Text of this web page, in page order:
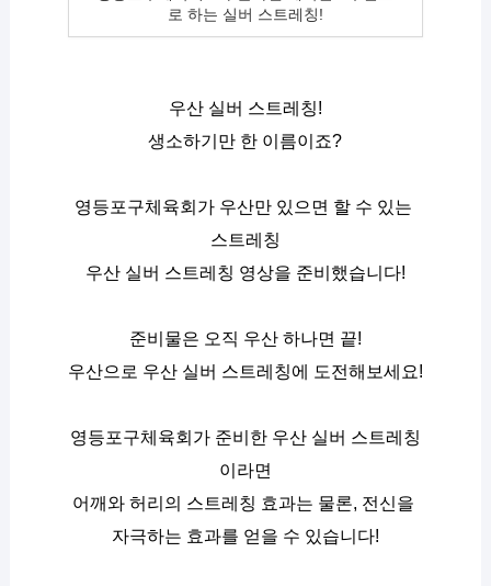
로 하는 실버 스트레칭!
우산 실버 스트레칭!
생소하기만 한 이름이죠?
영등포구체육회가 우산만 있으면 할 수 있는
스트레칭
우산 실버 스트레칭 영상을 준비했습니다!
준비물은 오직 우산 하나면 끝!
우산으로 우산 실버 스트레칭에 도전해보세요!
영등포구체육회가 준비한 우산 실버 스트레칭
이라면
어깨와 허리의 스트레칭 효과는 물론, 전신을
자극하는 효과를 얻을 수 있습니다!